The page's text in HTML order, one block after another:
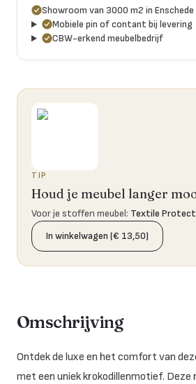
Showroom van 3000 m2 in Enschede
Mobiele pin of contant bij levering
CBW-erkend meubelbedrijf
TIP
Houd je meubel langer
Voor je stoffen meubel: Textile
In winkelwagen (€ 13,50)
Omschrijving
Ontdek de luxe en het comfort van
met een uniek krokodillenmotief.